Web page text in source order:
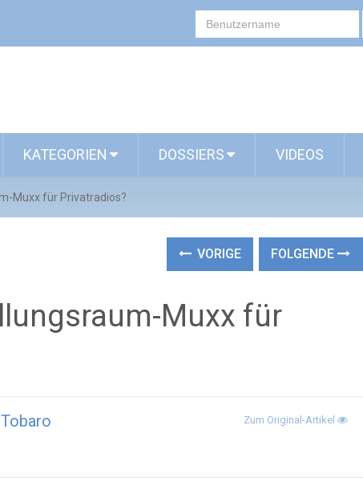
KATEGORIEN DOSSIERS VIDEOS
Muxx für Privatradios?
VORIGE FOLGENDE
Muxx für
Tobaro Zum Original-Artikel